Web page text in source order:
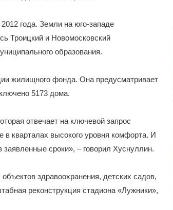
года. Земли на юго-западе
Троицкий и Новомосковский
образования.
жилищного фонда. Она предусматривает
5173 дома.
отвечает на ключевой запрос
в кварталах высокого уровня комфорта. И
сроки», – говорил Хуснуллин.
здравоохранения, детских садов,
реконструкция стадиона «Лужники»,